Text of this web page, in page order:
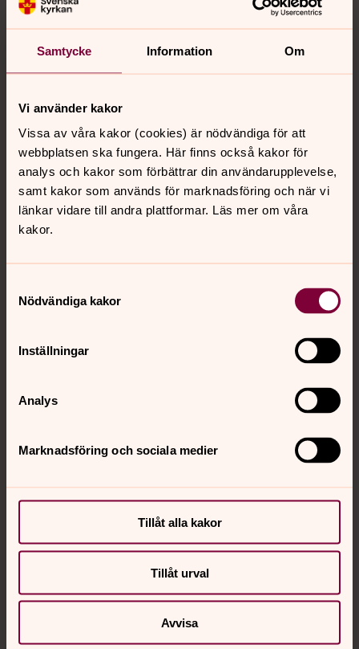
Samtycke Information Om
Vi använder kakor
Vissa av våra kakor (cookies) är nödvändiga för att
webbplatsen ska fungera. Här finns också kakor för
analys och kakor som förbättrar din användarupplevelse,
samt kakor som används för marknadsföring och när vi
länkar vidare till andra plattformar. Läs mer om våra
kakor.
Nödvändiga kakor
Inställningar
Analys
Marknadsföring och sociala medier
Tillåt alla kakor
Tillåt urval
Avvisa
Foto: Hans Hartman
Ylva Gerdås